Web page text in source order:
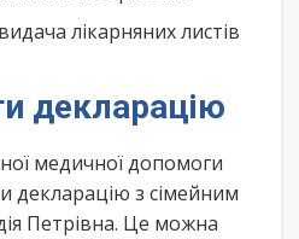
лікарняних листів
декларацію
медичної допомоги
декларацію з сімейним
Петрівна. Це можна